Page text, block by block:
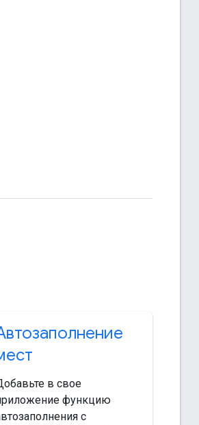
в свое
функцию
с